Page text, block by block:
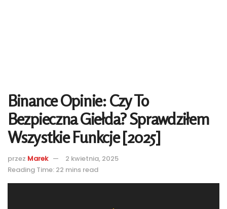
Binance Opinie: Czy To
Bezpieczna Giełda? Sprawdziłem
Wszystkie Funkcje [2025]
przez Marek
2 kwietnia, 2025
Reading Time: 22 mins read